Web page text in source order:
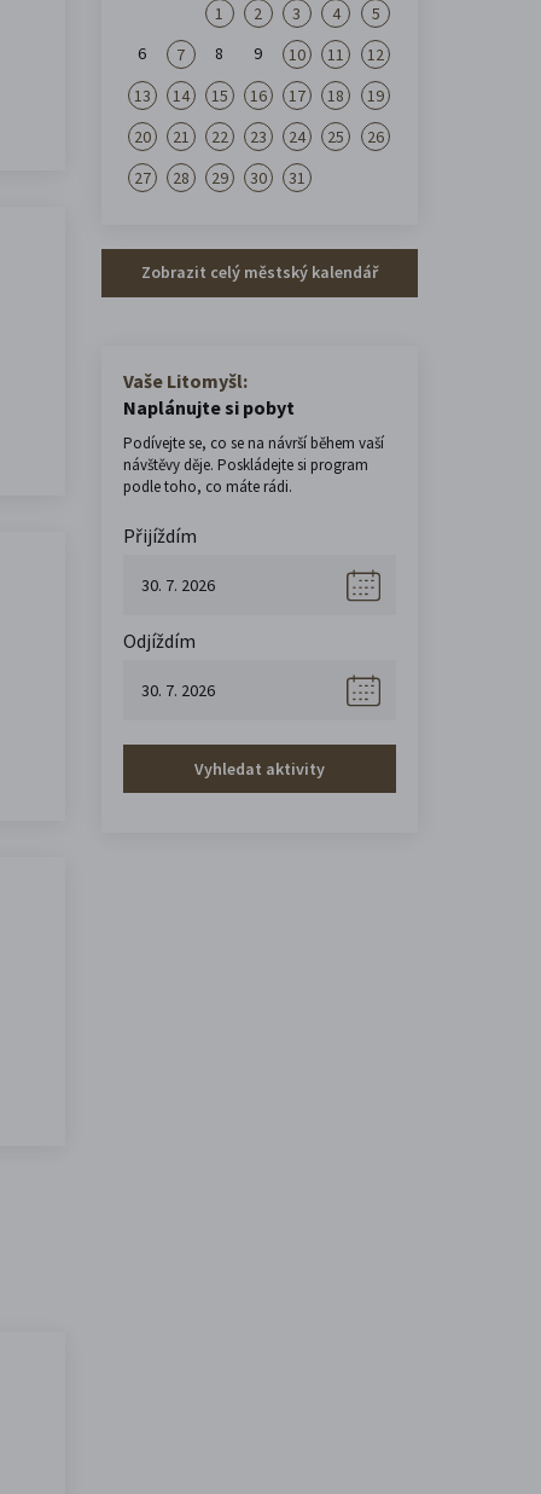
1
2 3 4
5
6
7 8 9 10 11
12
13
14 15 16 17 18
19
20
21 22 23 24 25
26
27
28 29 30 31
Zobrazit celý městský kalendář
Vaše Litomyšl:
Naplánujte si pobyt
Podívejte se, co se na návrší během vaší
návštěvy děje. Poskládejte si program
podle toho, co máte rádi.
Přijíždím
Odjíždím
Vyhledat aktivity